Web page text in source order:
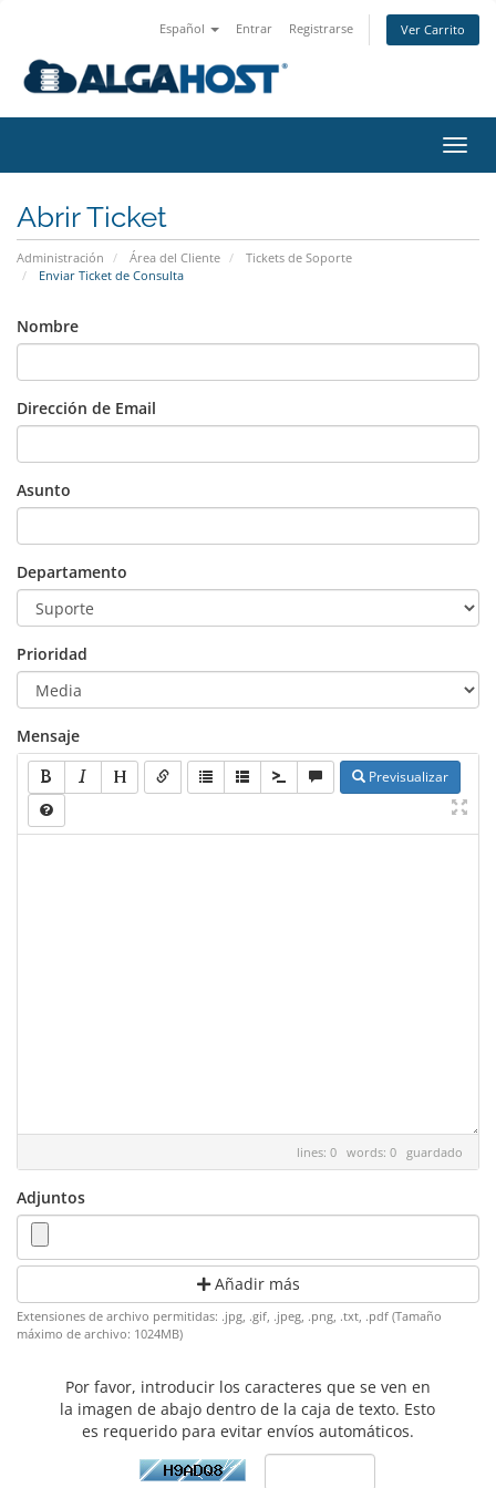
Español Entrar Registrarse Ver Carrito
Abrir Ticket
Administración Área del Cliente
Tickets de Soporte
Enviar Ticket de Consulta
Nombre
Dirección de Email
Asunto
Departamento
Prioridad
Mensaje
Previsualizar
lines: 0 words: 0 guardado
Adjuntos
Añadir más
Extensiones de archivo permitidas: .jpg, .gif, .jpeg, .png, .txt, .pdf (Tamaño
máximo de archivo: 1024MB)
Por favor, introducir los caracteres que se ven en
la imagen de abajo dentro de la caja de texto. Esto
es requerido para evitar envíos automáticos.